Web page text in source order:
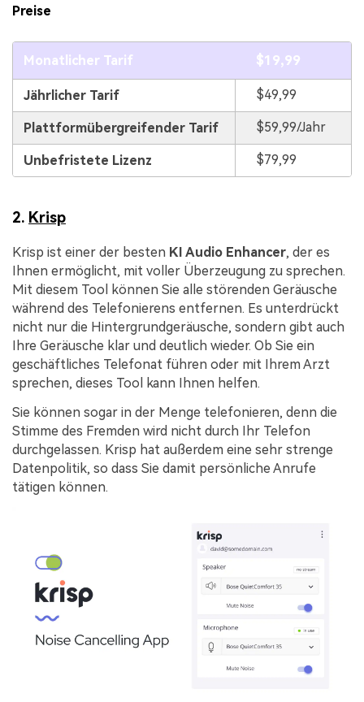
Preise
Monatlicher Tarif $19,99
Jährlicher Tarif $49,99
Plattformübergreifender Tarif $59,99/Jahr
Unbefristete Lizenz $79,99
2. Krisp
Krisp ist einer der besten KI Audio Enhancer, der es
Ihnen ermöglicht, mit voller Überzeugung zu sprechen.
Mit diesem Tool können Sie alle störenden Geräusche
während des Telefonierens entfernen. Es unterdrückt
nicht nur die Hintergrundgeräusche, sondern gibt auch
Ihre Geräusche klar und deutlich wieder. Ob Sie ein
geschäftliches Telefonat führen oder mit Ihrem Arzt
sprechen, dieses Tool kann Ihnen helfen.
Sie können sogar in der Menge telefonieren, denn die
Stimme des Fremden wird nicht durch Ihr Telefon
durchgelassen. Krisp hat außerdem eine sehr strenge
Datenpolitik, so dass Sie damit persönliche Anrufe
tätigen können.